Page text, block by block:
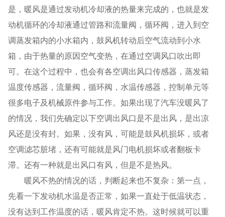
是，暖风是通过发动机冷却液的热量来完成的，也就是发
动机循环的冷却液通过管路和流量阀，循环阀，进入到空
调蒸发箱内的小水箱内，鼓风机转动后空气流动到小水
箱，由于热量的原因空气变热，在通过空调风口吹出即
可。在这个过程中，也会有各空调出风口传感器，蒸发箱
温度传感器，流量阀，循环阀，水温传感器，控制单元等
很多电子及机械原件参与工作。如果出现了汽车没暖风了
的情况，我们先确定以下空调出风口是不是出风，是出凉
风还是没有封。如果，没有风，可能是鼓风机损坏，或者
空调滤芯脏堵，还有可能就是风门电机损坏或者翻板卡
滞。还有一种就是出风口有风，但是不是热风。
暖风不热的情况的话，判断起来也不复杂：第一点，
先看一下发动机水温是否正常，如果一直处于低温状态，
没有达到工作温度的话，暖风肯定不热。这时候就可以重